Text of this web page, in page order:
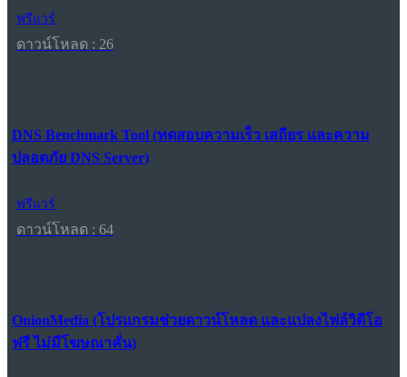
ฟรีแวร์
ดาวน์โหลด : 26
DNS Benchmark Tool (ทดสอบความเร็ว เสถียร และความ
ปลอดภัย DNS Server)
ฟรีแวร์
ดาวน์โหลด : 64
OnionMedia (โปรแกรมช่วยดาวน์โหลด และแปลงไฟล์วิดีโอ
ฟรี ไม่มีโฆษณาคั่น)